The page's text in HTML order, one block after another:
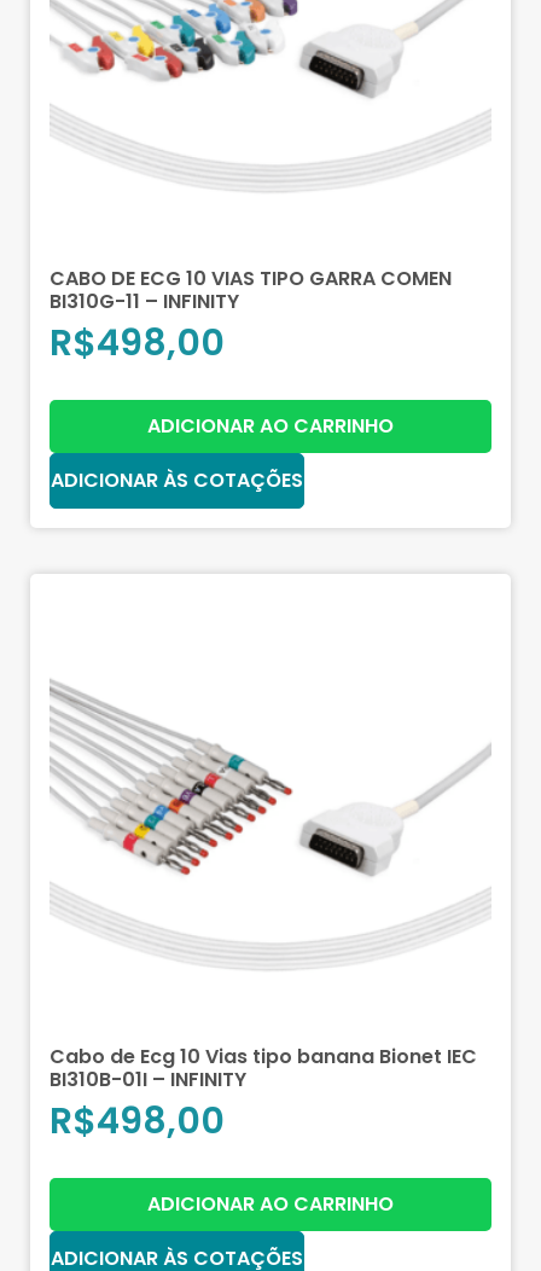
CABO DE ECG 10 VIAS TIPO GARRA COMEN
BI310G-11 – INFINITY
R$498,00
ADICIONAR AO CARRINHO
ADICIONAR ÀS COTAÇÕES
Cabo de Ecg 10 Vias tipo banana Bionet IEC
BI310B-01I – INFINITY
R$498,00
ADICIONAR AO CARRINHO
ADICIONAR ÀS COTAÇÕES